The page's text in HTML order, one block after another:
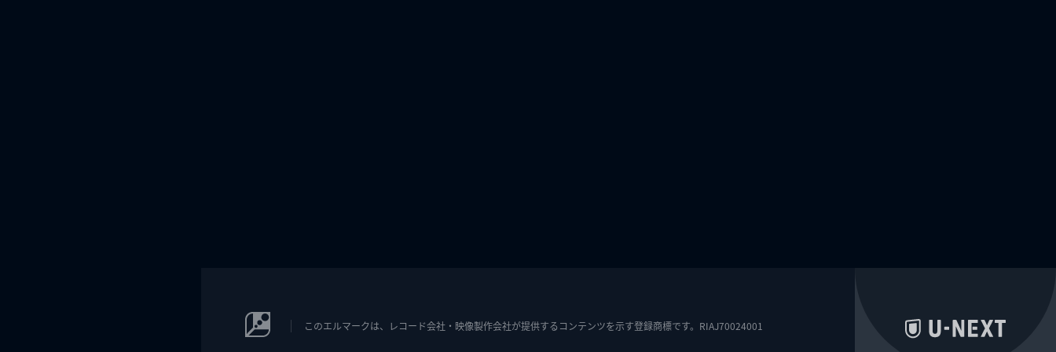
このエルマークは、レコード会社・映像製作会社が提供するコンテンツを示す登録商標です。RIAJ70024001